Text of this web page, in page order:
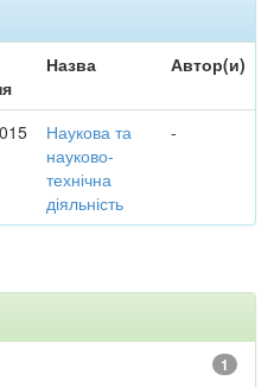
Назва Автор(и)
Наукова та
науково-
технічна
діяльність
-
1